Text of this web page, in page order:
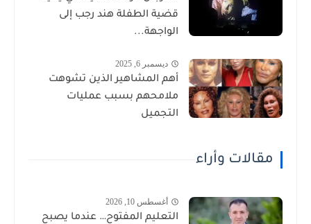
قضية الطفلة هند رجب إلى
الواجهة...
ديسمبر 6, 2025
أهم المشاهير الذين تشوهت
ملامحهم بسبب عمليات
التجميل
مقالات وأراء
أغسطس 10, 2026
التعليم المفتوح… عندما يصبح